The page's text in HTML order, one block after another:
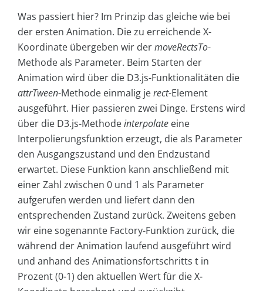
Was passiert hier? Im Prinzip das gleiche wie bei
der ersten Animation. Die zu erreichende X-
Koordinate übergeben wir dermoveRectsTo-
Methode als Parameter. Beim Starten der
Animation wird über die D3.js-Funktionalitäten die
attrTween-Methode einmalig jerect-Element
ausgeführt. Hier passieren zwei Dinge. Erstens wird
über die D3.js-Methodeinterpolate eine
Interpolierungsfunktion erzeugt, die als Parameter
den Ausgangszustand und den Endzustand
erwartet. Diese Funktion kann anschließend mit
einer Zahl zwischen 0 und 1 als Parameter
aufgerufen werden und liefert dann den
entsprechenden Zustand zurück. Zweitens geben
wir eine sogenannte Factory-Funktion zurück, die
während der Animation laufend ausgeführt wird
und anhand des Animationsfortschritts t in
Prozent (0-1) den aktuellen Wert für die X-